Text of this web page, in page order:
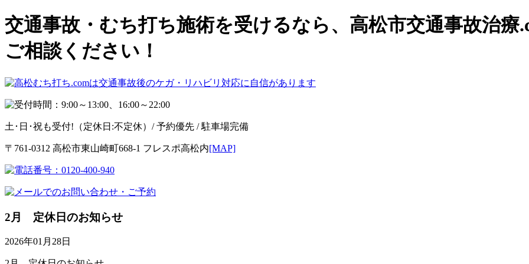
交通事故・むち打ち施術を受けるなら、高松市交通事故治療
ご相談ください！
土･日･祝も受付! （定休日:不定休）/ 予約優先 / 駐車場完備
〒761-0312 高松市東山崎町668-1 フレスポ高松内[MAP]
2月 定休日のお知らせ
2026年01月28日